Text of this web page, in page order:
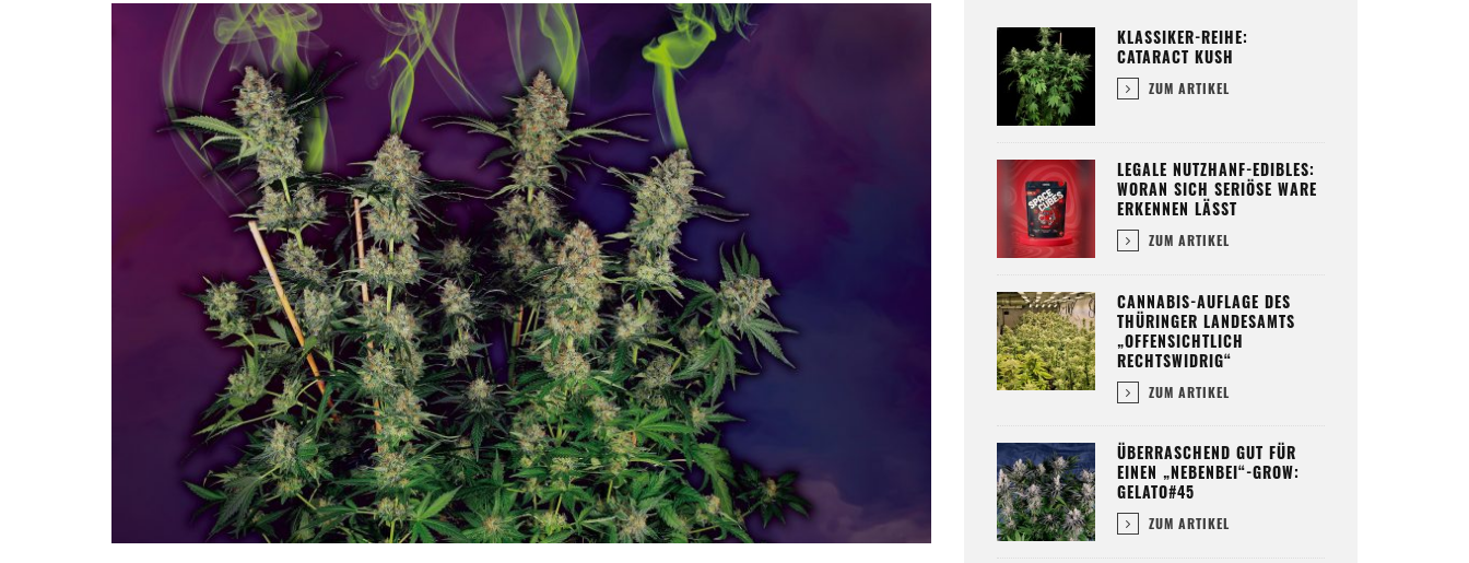
KLASSIKER-REIHE:
CATARACT KUSH
ZUM ARTIKEL
LEGALE NUTZHANF-EDIBLES:
WORAN SICH SERIÖSE WARE
ERKENNEN LÄSST
ZUM ARTIKEL
CANNABIS-AUFLAGE DES
THÜRINGER LANDESAMTS
„OFFENSICHTLICH
RECHTSWIDRIG“
ZUM ARTIKEL
ÜBERRASCHEND GUT FÜR
EINEN „NEBENBEI“-GROW:
GELATO#45
ZUM ARTIKEL